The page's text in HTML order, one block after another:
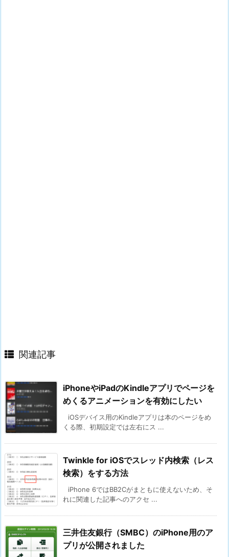
関連記事
iPhoneやiPadのKindleアプリでページを
めくるアニメーションを有効にしたい
iOSデバイス用のKindleアプリは本のページをめ
くる際、初期設定では左右にス ...
Twinkle for iOSでスレッド内検索（レス
検索）をする方法
iPhone 6ではBB2Cがまともに使えないため、そ
れに関連した記事へのアクセ ...
三井住友銀行（SMBC）のiPhone用のア
プリが公開されました